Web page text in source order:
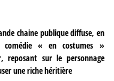
chaine publique diffuse, en
« en costumes »
reposant sur le personnage
une riche héritière